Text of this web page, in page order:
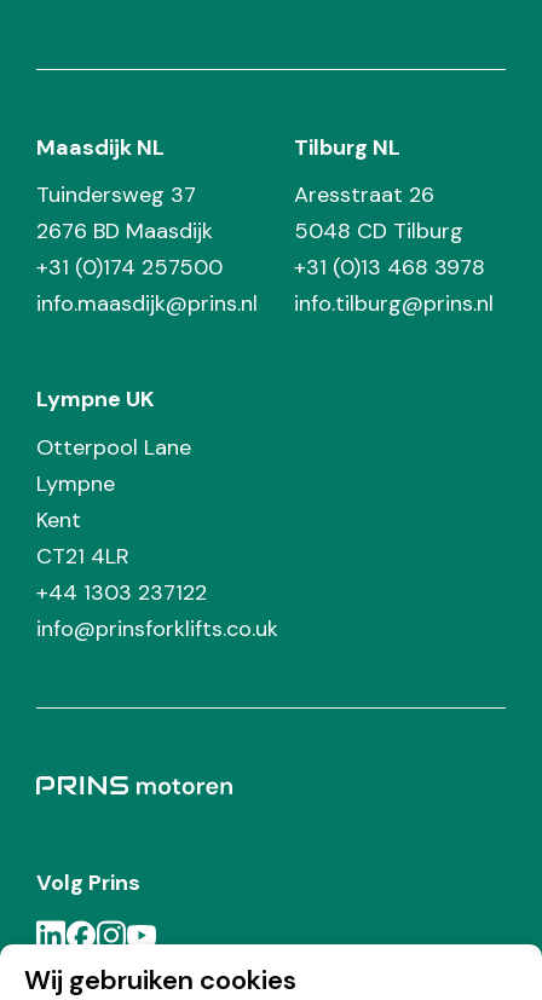
Wij gebruiken cookies
Maasdijk NL
Tuindersweg 37
2676 BD Maasdijk
+31 (0)174 257500
info.maasdijk@prins.nl
Tilburg NL
Aresstraat 26
5048 CD Tilburg
+31 (0)13 468 3978
info.tilburg@prins.nl
Lympne UK
Otterpool Lane
Lympne
Kent
CT21 4LR
+44 1303 237122
info@prinsforklifts.co.uk
Volg Prins